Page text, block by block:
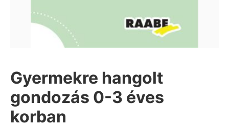
Gyermekre hangolt
gondozás 0-3 éves
korban